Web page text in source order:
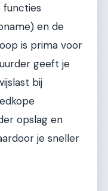
functies
en de
is prima voor
geeft je
bij
opslag en
je sneller